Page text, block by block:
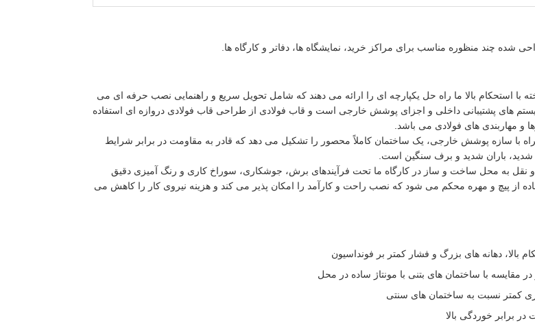
شده چند منظوره مناسب برای مراکز خرید، نمایشگاه ها، دفاتر و کارگاه ها.
با استحکام بالا ما راه حل یکپارچه ای را ارائه می دهند که شامل تحویل سریع و راهنمایی نصب حرفه ای می
های پشتیبانی داخلی و اجزای پوشش خارجی است و قاب فولادی از طراحی قاب فولادی دروازه ای استفاده
و مهاربندی های فولادی می باشد.
با سازه پوشش خارجی، یک ساختمان کاملاً محصور را تشکیل می دهد که قادر به مقاومت در برابر شرایط
شدید، باران شدید و برف سنگین است.
نقل به محل ساخت و ساز در کارگاه ما تحت فرآیندهای برش، جوشکاری، سوراخ کاری و رنگ آمیزی دقیق
از پیچ و مهره محکم می شود که نصب راحت و کارآمد را امکان پذیر می کند و هزینه نیروی کار را کاهش می
بالا، دهانه های بزرگ و فشار کمتر بر فونداسیون
مقایسه با ساختمان های بتنی با مونتاژ ساده در محل
برابر خوردگی بالا